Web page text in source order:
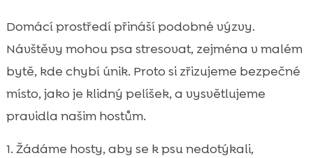
Domácí prostředí přináší podobné výzvy.
Návštěvy mohou psa stresovat, zejména v malém
bytě, kde chybí únik. Proto si zřizujeme bezpečné
místo, jako je klidný pelíšek, a vysvětlujeme
pravidla našim hostům.
Žádáme hosty, aby se k psu nedotýkali,